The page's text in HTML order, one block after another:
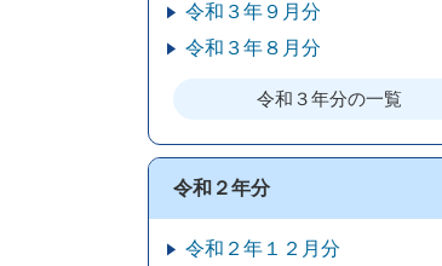
令和３年９月分
令和３年８月分
令和３年分の一覧
令和２年分
令和２年１２月分